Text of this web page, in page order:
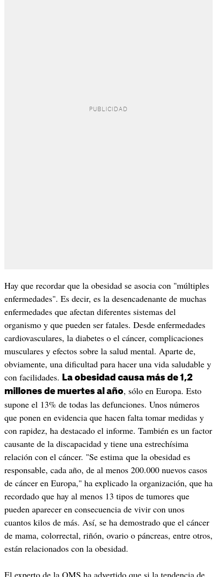
Hay que recordar que la obesidad se asocia con "múltiples
enfermedades". Es decir, es la desencadenante de muchas
enfermedades que afectan diferentes sistemas del
organismo y que pueden ser fatales. Desde enfermedades
cardiovasculares, la diabetes o el cáncer, complicaciones
musculares y efectos sobre la salud mental. Aparte de,
obviamente, una dificultad para hacer una vida saludable y
con facilidades.
La obesidad causa más de 1,2
millones de muertes al año, sólo en Europa. Esto
supone el 13% de todas las defunciones. Unos números
que ponen en evidencia que hacen falta tomar medidas y
con rapidez, ha destacado el informe. También es un factor
causante de la discapacidad y tiene una estrechísima
relación con el cáncer. "Se estima que la obesidad es
responsable, cada año, de al menos 200.000 nuevos casos
de cáncer en Europa," ha explicado la organización, que ha
recordado que hay al menos 13 tipos de tumores que
pueden aparecer en consecuencia de vivir con unos
cuantos kilos de más. Así, se ha demostrado que el cáncer
de mama, colorrectal, riñón, ovario o páncreas, entre otros,
están relacionados con la obesidad.
El experto de la OMS ha advertido que si la tendencia de